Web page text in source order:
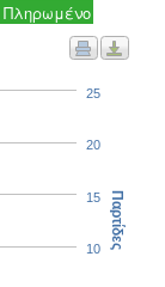
10
15
20
25
Παρτίδες